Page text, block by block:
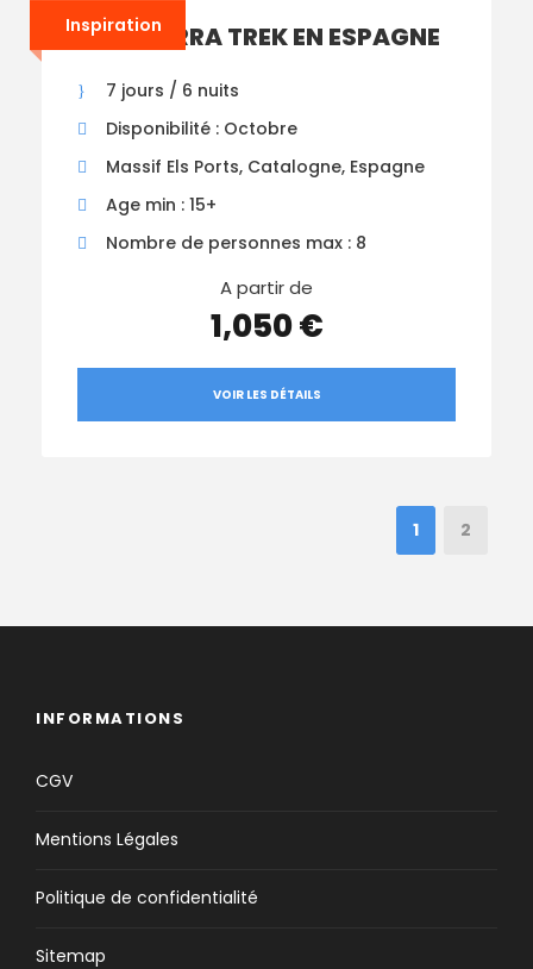
Inspiration
ALTA TERRA TREK EN ESPAGNE
7 jours / 6 nuits
Disponibilité : Octobre
Massif Els Ports, Catalogne, Espagne
Age min : 15+
Nombre de personnes max : 8
A partir de
1,050 €
VOIR LES DÉTAILS
1 2
INFORMATIONS
CGV
Mentions Légales
Politique de confidentialité
Sitemap